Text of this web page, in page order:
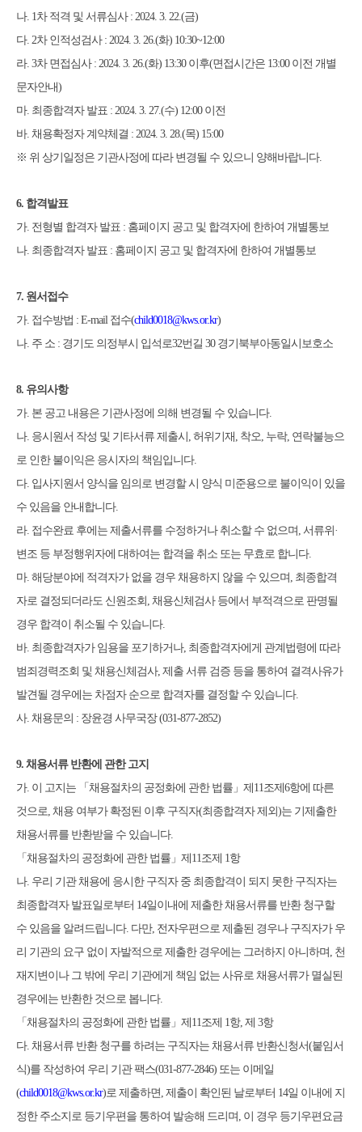
나. 1 차 적격 및 서류심사 : 2024. 3. 22.(금)
다. 2차 인적성검사 : 2024. 3. 26.(화) 10:30~12:00
라. 3차 면접심사 : 2024. 3. 26.(화) 13:30 이후(면접시간은 13:00 이전 개별
문자안내)
마. 최종합격자 발표 : 2024. 3. 27.(수) 12:00 이전
바. 채용확정자 계약체결 : 2024. 3. 28.(목) 15:00
※ 위 상기일정은 기관사정에 따라 변경될 수 있으니 양해바랍니다.
6. 합격발표
가. 전형별 합격자 발표 : 홈페이지 공고 및 합격자에 한하여 개별통보
나. 최종합격자 발표 : 홈페이지 공고 및 합격자에 한하여 개별통보
7. 원서접수
가. 접수방법 : E-mail 접수(child0018@kws.or.kr)
나. 주 소 : 경기도 의정부시 입석로32번길 30 경기북부아동일시보호소
8. 유의사항
가. 본 공고 내용은 기관사정에 의해 변경될 수 있습니다.
나. 응시원서 작성 및 기타서류 제출시 허위기재 착오 누락, 연락불능으
로 인한 불이익은 응시자의 책임입니다.
다. 입사지원서 양식을 임의로 변경할 시 양식 미준용으로 불이익이 있을
수 있음을 안내합니다.
라. 접수완료 후에는 제출서류를 수정하거나 취소할 수 없으며 서류위 ·
변조 등 부정행위자에 대하여는 합격을 취소 또는 무효로 합니다.
마. 해당분야에 적격자가 없을 경우 채용하지 않을 수 있으며 최종합격
자로 결정되더라도 신원조회
채용신체검사 등에서 부적격으로 판명될
경우 합격이 취소될 수 있습니다.
바. 최종합격자가 임용을 포기하거나, 최종합격자에게 관계법령에 따라
범죄경력조회 및 채용신체검사, 제출 서류 검증 등을 통하여 결격사유가
발견될 경우에는 차점자 순으로 합격자를 결정할 수 있습니다.
사. 채용문의 : 장윤경 사무국장(031-877-2852)
9. 채용서류 반환에 관한 고지
가. 이 고지는 「 채용절차의 공정화에 관한 법률 」 제 11 조제 6항에 따른
것으로 채용 여부가 확정된 이후 구직자(최종합격자 제외 )는 기제출한
채용서류를 반환받을 수 있습니다.
「 채용절차의 공정화에 관한 법률 」 제 11 조제 1 항
나. 우리 기관 채용에 응시한 구직자 중 최종합격이 되지 못한 구직자는
최종합격자 발표일로부터 14일이내에 제출한 채용서류를 반환 청구할
수 있음을 알려드립니다. 다만, 전자우편으로 제출된 경우나 구직자가 우
리 기관의 요구 없이 자발적으로 제출한 경우에는 그러하지 아니하며 천
재지변이나 그 밖에 우리 기관에게 책임 없는 사유로 채용서류가 멸실된
경우에는 반환한 것으로 봅니다.
「 채용절차의 공정화에 관한 법률 」 제 11 조제 1 항, 제 3항
다. 채용서류 반환 청구를 하려는 구직자는 채용서류 반환신청서(붙임서
식)를 작성하여 우리 기관 팩스(031-877-2846) 또는 이메일
(child0018@kws.or.kr)로 제출하면 제출이 확인된 날로부터 14일 이내에 지
정한 주소지로 등기우편을 통하여 발송해 드리며 이 경우 등기우편요금